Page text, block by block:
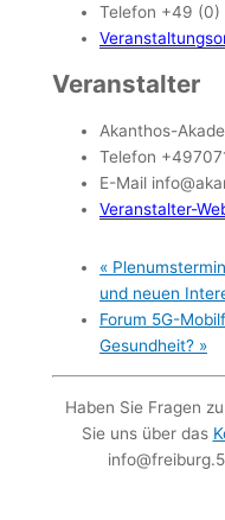
Telefon +49 (0)
Veranstalter
Akanthos-
Telefon
E-Mail
Veranstalter-
«
und neuen
Forum 5G-
Gesundheit? »
Haben Sie Fragen
Sie uns über das